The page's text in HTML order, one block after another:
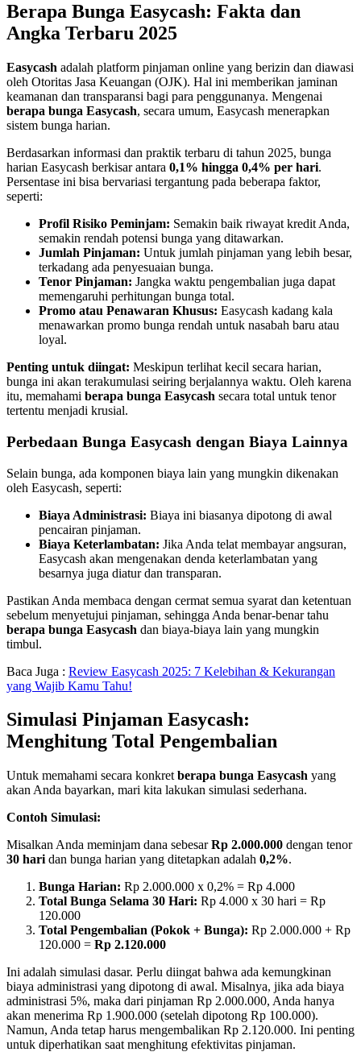
Berapa Bunga Easycash: Fakta dan
Angka Terbaru 2025
Easycash adalah platform pinjaman online yang berizin dan diawasi
oleh Otoritas Jasa Keuangan (OJK). Hal ini memberikan jaminan
keamanan dan transparansi bagi para penggunanya. Mengenai
berapa bunga Easycash, secara umum, Easycash menerapkan
sistem bunga harian.
Berdasarkan informasi dan praktik terbaru di tahun 2025, bunga
harian Easycash berkisar antara 0,1% hingga 0,4% per hari.
Persentase ini bisa bervariasi tergantung pada beberapa faktor,
seperti:
Profil Risiko Peminjam: Semakin baik riwayat kredit Anda,
semakin rendah potensi bunga yang ditawarkan.
Jumlah Pinjaman: Untuk jumlah pinjaman yang lebih besar,
terkadang ada penyesuaian bunga.
Tenor Pinjaman: Jangka waktu pengembalian juga dapat
memengaruhi perhitungan bunga total.
Promo atau Penawaran Khusus: Easycash kadang kala
menawarkan promo bunga rendah untuk nasabah baru atau
loyal.
Penting untuk diingat: Meskipun terlihat kecil secara harian,
bunga ini akan terakumulasi seiring berjalannya waktu. Oleh karena
itu, memahami berapa bunga Easycash secara total untuk tenor
tertentu menjadi krusial.
Perbedaan Bunga Easycash dengan Biaya Lainnya
Selain bunga, ada komponen biaya lain yang mungkin dikenakan
oleh Easycash, seperti:
Biaya Administrasi: Biaya ini biasanya dipotong di awal
pencairan pinjaman.
Biaya Keterlambatan: Jika Anda telat membayar angsuran,
Easycash akan mengenakan denda keterlambatan yang
besarnya juga diatur dan transparan.
Pastikan Anda membaca dengan cermat semua syarat dan ketentuan
sebelum menyetujui pinjaman, sehingga Anda benar-benar tahu
berapa bunga Easycash dan biaya-biaya lain yang mungkin
timbul.
Baca Juga : Review Easycash 2025: 7 Kelebihan & Kekurangan
yang Wajib Kamu Tahu!
Simulasi Pinjaman Easycash:
Menghitung Total Pengembalian
Untuk memahami secara konkret berapa bunga Easycash yang
akan Anda bayarkan, mari kita lakukan simulasi sederhana.
Contoh Simulasi:
Misalkan Anda meminjam dana sebesarRp 2.000.000 dengan tenor
30 hari dan bunga harian yang ditetapkan adalah 0,2%.
Bunga Harian: Rp 2.000.000 x 0,2% = Rp 4.000
Total Bunga Selama 30 Hari: Rp 4.000 x 30 hari = Rp
120.000
Total Pengembalian (Pokok + Bunga): Rp 2.000.000 + Rp
120.000 = Rp 2.120.000
Ini adalah simulasi dasar. Perlu diingat bahwa ada kemungkinan
biaya administrasi yang dipotong di awal. Misalnya, jika ada biaya
administrasi 5%, maka dari pinjaman Rp 2.000.000, Anda hanya
akan menerima Rp 1.900.000 (setelah dipotong Rp 100.000).
Namun, Anda tetap harus mengembalikan Rp 2.120.000. Ini penting
untuk diperhatikan saat menghitung efektivitas pinjaman.